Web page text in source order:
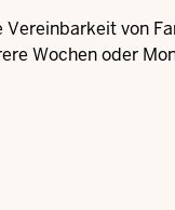
von
Wochen oder